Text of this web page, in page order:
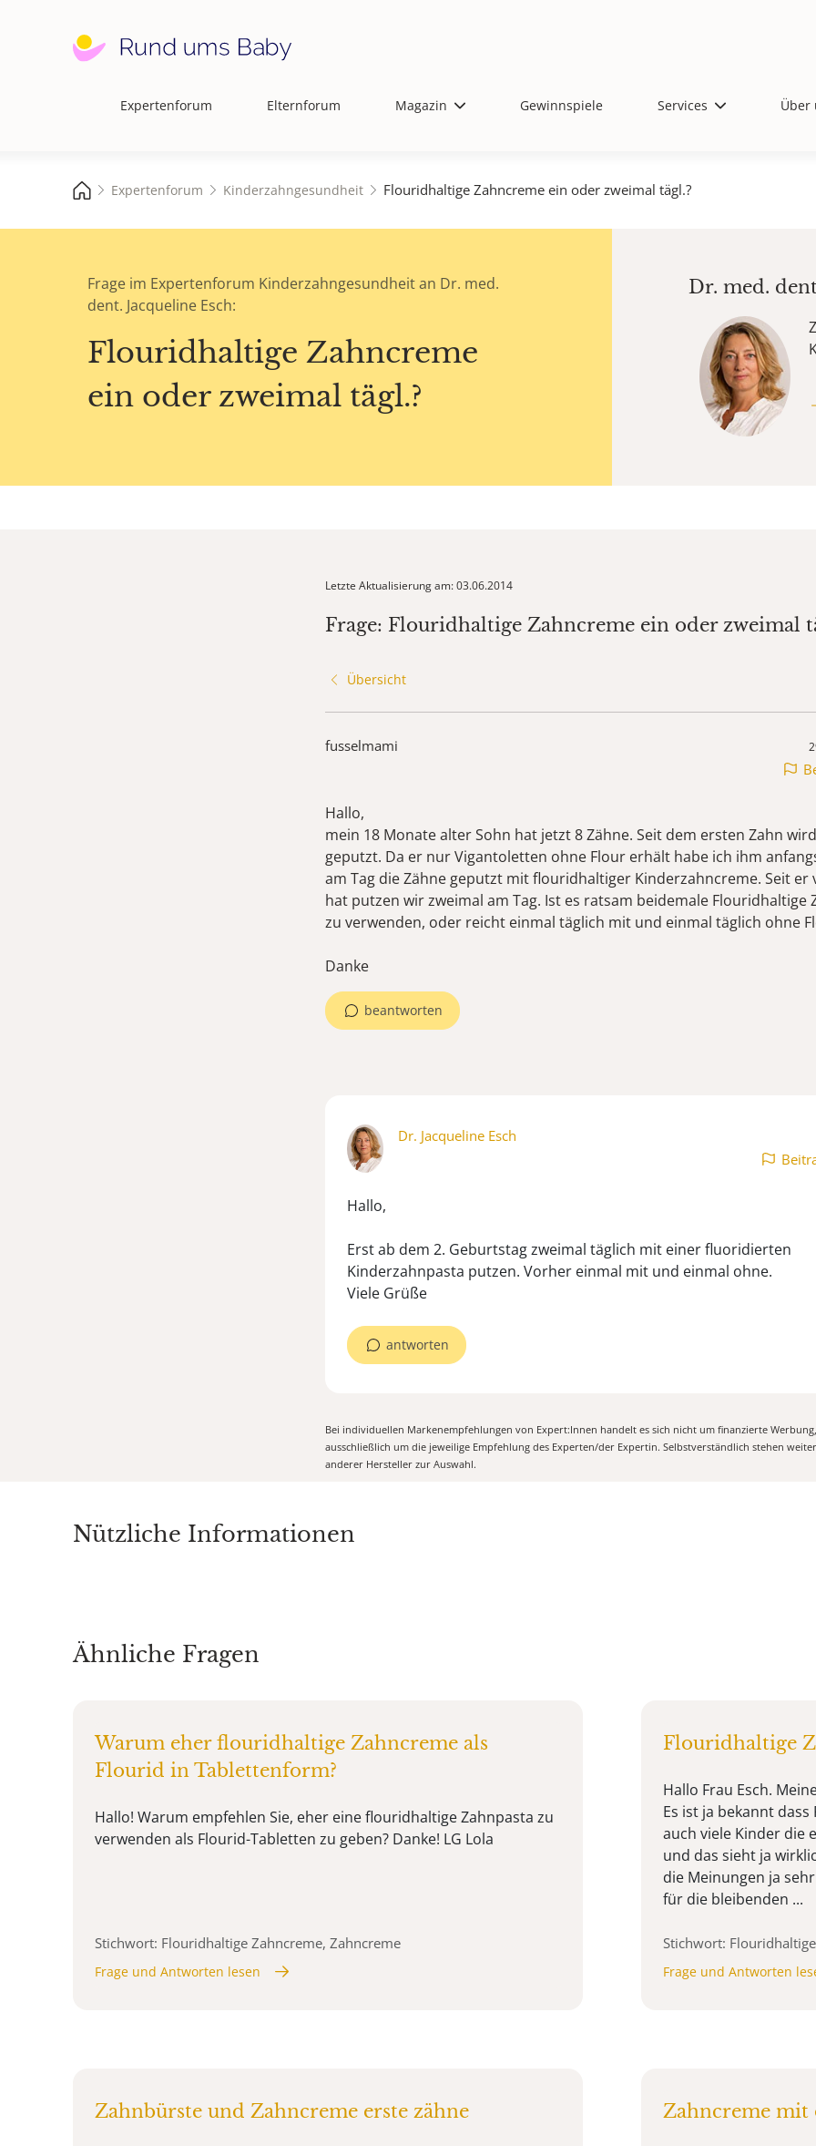
Hauptnavigation
Expertenforum Elternforum Magazin Gewinnspiele Services Über
Expertenforum Kinderzahngesundheit Flouridhaltige Zahncreme ein oder zweimal tägl.?
Frage im Expertenforum Kinderzahngesundheit an Dr. med.
dent. Jacqueline Esch:
Flouridhaltige Zahncreme
ein oder zweimal tägl.?
Dr. med.
Letzte Aktualisierung am: 03.06.2014
Frage: Flouridhaltige Zahncreme ein oder zweimal
Übersicht
fusselmami
Hallo,
mein 18 Monate alter Sohn hat jetzt 8 Zähne. Seit dem ersten Zahn
geputzt. Da er nur Vigantoletten ohne Flour erhält habe ich ihm
am Tag die Zähne geputzt mit flouridhaltiger Kinderzahncreme. Seit er
hat putzen wir zweimal am Tag. Ist es ratsam beidemale Flouridhaltige
zu verwenden, oder reicht einmal täglich mit und einmal täglich ohne
Danke
beantworten
Dr. Jacqueline Esch
Hallo,
Erst ab dem 2. Geburtstag zweimal täglich mit einer fluoridierten
Kinderzahnpasta putzen. Vorher einmal mit und einmal ohne.
Viele Grüße
antworten
Bei individuellen Markenempfehlungen von Expert:Innen handelt es sich nicht um finanzierte
ausschließlich um die jeweilige Empfehlung des Experten/der Expertin. Selbstverständlich stehen
anderer Hersteller zur Auswahl.
Nützliche Informationen
Ähnliche Fragen
Warum eher flouridhaltige Zahncreme als
Flourid in Tablettenform?
Hallo! Warum empfehlen Sie, eher eine flouridhaltige Zahnpasta zu
verwenden als Flourid-Tabletten zu geben? Danke! LG Lola
Stichwort: Flouridhaltige Zahncreme, Zahncreme
Frage und Antworten lesen
Flouridhaltige
Hallo Frau Esch.
Es ist ja bekannt
auch viele Kinder die
und das sieht ja
die Meinungen ja
für die bleibenden ...
Stichwort:
Frage und Antworten
Zahnbürste und Zahncreme erste zähne Zahncreme mit